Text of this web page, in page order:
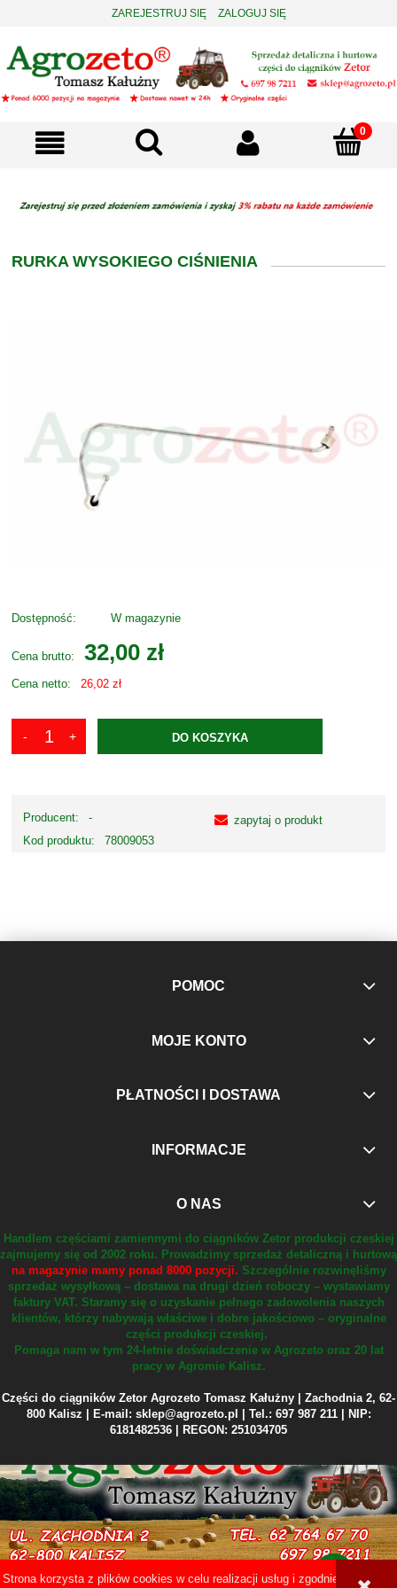
Strona korzysta z plików cookies w celu realizacji usług i zgodnie z
ZAREJESTRUJ SIĘ ZALOGUJ SIĘ
RURKA WYSOKIEGO CIŚNIENIA
Dostępność: W magazynie
Cena brutto: 32,00 zł
Cena netto: 26,02 zł
DO KOSZYKA
Producent:
-
Kod produktu:
78009053
zapytaj o produkt
POMOC
MOJE KONTO
PŁATNOŚCI I DOSTAWA
INFORMACJE
O NAS
Handlem częściami zamiennymi do ciągników Zetor produkcji czeskiej
zajmujemy się od 2002 roku. Prowadzimy sprzedaż detaliczną i hurtową
na magazynie mamy ponad 8000 pozycji. Szczególnie rozwinęliśmy
sprzedaż wysyłkową – dostawa na drugi dzień roboczy – wystawiamy
faktury VAT. Staramy się o uzyskanie pełnego zadowolenia naszych
klientów, którzy nabywają właściwe i dobre jakościowo – oryginalne
części produkcji czeskiej.
Pomaga nam w tym 24-letnie doświadczenie w Agrozeto oraz 20 lat
pracy w Agromie Kalisz.
Części do ciągników Zetor Agrozeto Tomasz Kałużny | Zachodnia 2, 62-
800 Kalisz | E-mail: sklep@agrozeto.pl | Tel.: 697 987 211 | NIP:
6181482536 | REGON: 251034705